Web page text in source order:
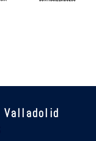
Valladolid